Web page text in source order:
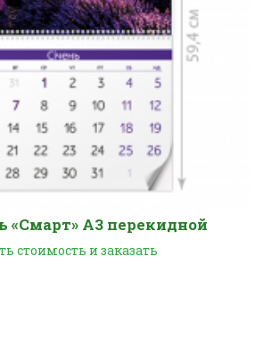
«Смарт» А3 перекидной
стоимость и заказать